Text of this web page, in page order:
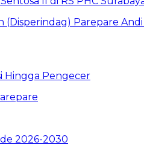
Hingga Pengecer
2026-2030